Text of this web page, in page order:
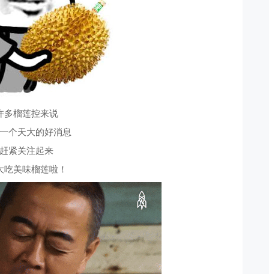
多榴莲控来说
个天大的好消息
紧关注起来
吃美味榴莲啦！